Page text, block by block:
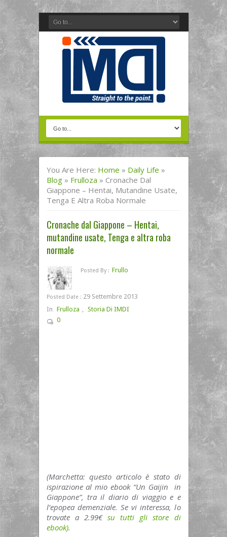
You Are Here: Home » Daily Life »
Blog » Frulloza » Cronache Dal
Giappone – Hentai, Mutandine Usate,
Tenga E Altra Roba Normale
Cronache dal Giappone – Hentai,
mutandine usate, Tenga e altra roba
normale
Posted By : Frullo
Posted Date : 29 Settembre 2013
In Frulloza , Storia Di IMDI
0
(Marchetta: questo articolo è stato di
ispirazione al mio ebook “Un Gaijin in
Giappone”, tra il diario di viaggio e e
l’epopea demenziale. Se vi interessa, lo
trovate a 2.99€ su tutti gli store di
ebook).